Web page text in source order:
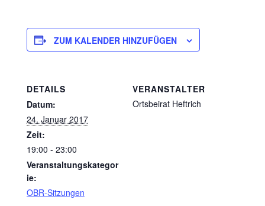
ZUM KALENDER HINZUFÜGEN
DETAILS
Datum:
24. Januar 2017
Zeit:
19:00 - 23:00
Veranstaltungskategor
ie:
OBR-Sitzungen
VERANSTALTER
Ortsbeirat Heftrich